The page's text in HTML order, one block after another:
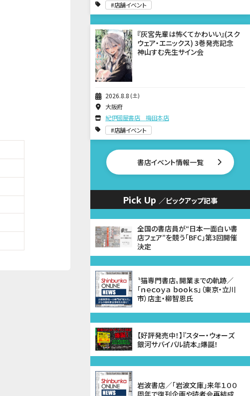
店舗イベント
2026 8 8 土
『灰宮先輩は怖くてかわいい』(スク
ウェア・エニックス) 3巻発売記念
神山すむ先生サイン会
大阪府
紀伊國屋書店 梅田本店
店舗イベント
書店イベント情報一覧
Pick Up ／ピックアップ記事
全国の書店員が“日本一面白い書
店フェア”を競う「BFC」第3回開催
決定
〝猫専門書店〟開業までの軌跡／
「ｎｅｃｏｙａ ｂｏｏｋｓ」（東京・立川
市）店主・柳智恩氏
【好評発売中！】『スター・ウォーズ
銀河サバイバル読本』爆誕！
岩波書店／「岩波文庫」来年１００